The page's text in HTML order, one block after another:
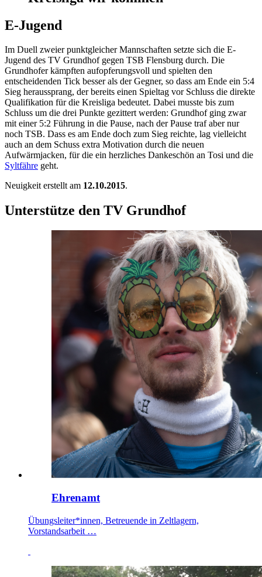
E-Jugend
Im Duell zweier punktgleicher Mannschaften setzte sich die E-
Jugend des TV Grundhof gegen TSB Flensburg durch. Die
Grundhofer kämpften aufopferungsvoll und spielten den
entscheidenden Tick besser als der Gegner, so dass am Ende ein 5:4
Sieg heraussprang, der bereits einen Spieltag vor Schluss die direkte
Qualifikation für die Kreisliga bedeutet. Dabei musste bis zum
Schluss um die drei Punkte gezittert werden: Grundhof ging zwar
mit einer 5:2 Führung in die Pause, nach der Pause traf aber nur
noch TSB. Dass es am Ende doch zum Sieg reichte, lag vielleicht
auch an dem Schuss extra Motivation durch die neuen
Aufwärmjacken, für die ein herzliches Dankeschön an Tosi und die
Syltfähre geht.
Neuigkeit erstellt am 12.10.2015.
Unterstütze den TV Grundhof
Ehrenamt
Übungsleiter*innen, Betreuende in Zeltlagern,
Vorstandsarbeit …